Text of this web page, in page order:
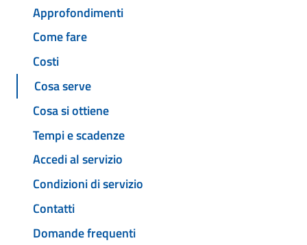
Approfondimenti
Come fare
Costi
Cosa serve
Cosa si ottiene
Tempi e scadenze
Accedi al servizio
Condizioni di servizio
Contatti
Domande frequenti